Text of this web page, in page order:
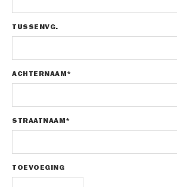
TUSSENVG.
ACHTERNAAM*
STRAATNAAM*
TOEVOEGING